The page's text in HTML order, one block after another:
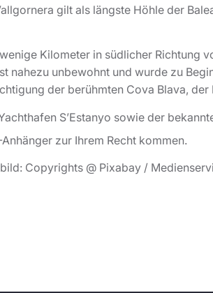
gilt als längste Höhle der
Kilometer in südlicher Richtung
nahezu unbewohnt und wurde zu
der berühmten Cova Blava,
S’Estanyo sowie der
Anhänger zur Ihrem Recht kommen.
Copyrights @ Pixabay /